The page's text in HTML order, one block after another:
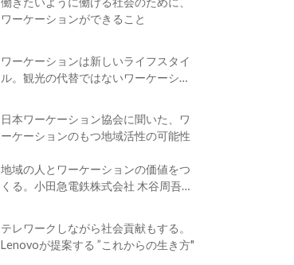
ワーケーションができること
ワーケーションは新しいライフスタイ
ル。観光の代替ではないワーケーショ
日本ワーケーション協会に聞いた、ワ
ーケーションのもつ地域活性の可能性
地域の人とワーケーションの価値をつ
くる。小田急電鉄株式会社 木谷周吾さ
テレワークしながら社会貢献もする。
Lenovoが提案する ”これからの生き方"